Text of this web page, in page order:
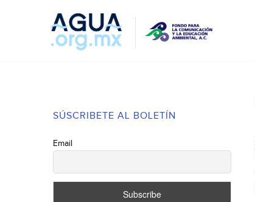
SÚSCRIBETE AL BOLETÍN
Email